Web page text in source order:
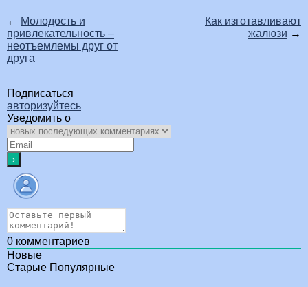
← Молодость и
привлекательность –
неотъемлемы друг от
друга
Как изготавливают
жалюзи →
Подписаться
авторизуйтесь
Уведомить о
0 комментариев
Новые
Старые Популярные